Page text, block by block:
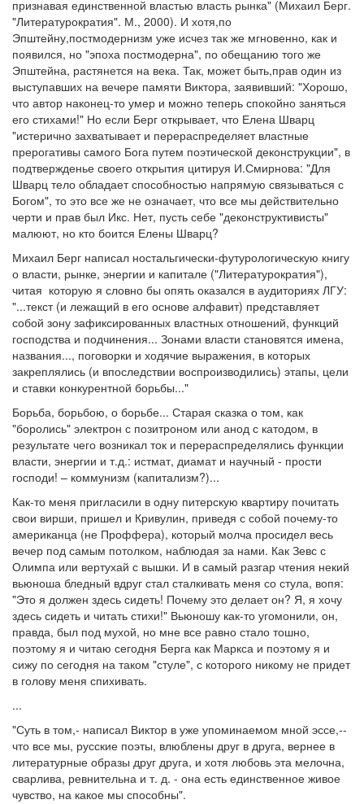
признавая единственной властью власть рынка" (Михаил Берг.
"Литературократия". М., 2000). И хотя,по
Эпштейну,постмодернизм уже исчез так же мгновенно, как и
появился, но "эпоха постмодерна", по обещанию того же
Эпштейна, растянется на века. Так, может быть,прав один из
выступавших на вечере памяти Виктора, заявивший: "Хорошо,
что автор наконец-то умер и можно теперь спокойно заняться
его стихами!" Но если Берг открывает, что Елена Шварц
"истерично захватывает и перераспределяет властные
прерогативы самого Бога путем поэтической деконструкции", в
подтвержденье своего открытия цитируя И.Смирнова: "Для
Шварц тело обладает способностью напрямую связываться с
Богом", то это все же не означает, что все мы действительно
черти и прав был Икс. Нет, пусть себе "деконструктивисты"
малюют, но кто боится Елены Шварц?
Михаил Берг написал ностальгически-футурологическую книгу
о власти, рынке, энергии и капитале ("Литературократия"),
читая которую я словно бы опять оказался в аудиториях ЛГУ:
"...текст (и лежащий в его основе алфавит) представляет
собой зону зафиксированных властных отношений, функций
господства и подчинения... Зонами власти становятся имена,
названия..., поговорки и ходячие выражения, в которых
закреплялись (и впоследствии воспроизводились) этапы, цели
и ставки конкурентной борьбы..."
Борьба, борьбою, о борьбе... Старая сказка о том, как
"боролись" электрон с позитроном или анод с катодом, в
результате чего возникал ток и перераспределялись функции
власти, энергии и т.д.: истмат, диамат и научный - прости
господи! – коммунизм (капитализм?)...
Как-то меня пригласили в одну питерскую квартиру почитать
свои вирши, пришел и Кривулин, приведя с собой почему-то
американца (не Проффера), который молча просидел весь
вечер под самым потолком, наблюдая за нами. Как Зевс с
Олимпа или вертухай с вышки. И в самый разгар чтения некий
вьюноша бледный вдруг стал сталкивать меня со стула, вопя:
"Это я должен здесь сидеть! Почему это делает он? Я, я хочу
здесь сидеть и читать стихи!" Вьюношу как-то угомонили, он,
правда, был под мухой, но мне все равно стало тошно,
поэтому я и читаю сегодня Берга как Маркса и поэтому я и
сижу по сегодня на таком "стуле", с которого никому не придет
в голову меня спихивать.
...
"Суть в том,- написал Виктор в уже упоминаемом мной эссе,--
что все мы, русские поэты, влюблены друг в друга, вернее в
литературные образы друг друга, и хотя любовь эта мелочна,
сварлива, ревнительна и т. д. - она есть единственное живое
чувство, на какое мы способны".